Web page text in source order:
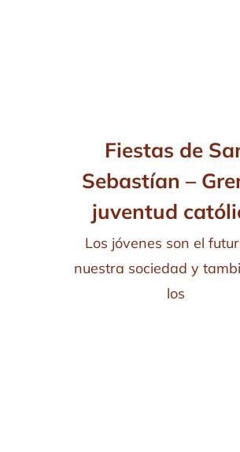
Fiestas de
Sebastían –
juventud
Los jóvenes son el
nuestra sociedad y
los